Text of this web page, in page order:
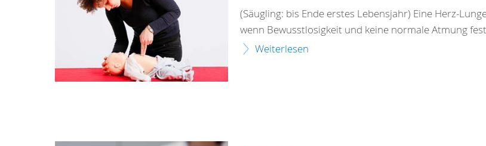
(Säugling: bis Ende erstes Lebensjahr) Eine Herz-
wenn Bewusstlosigkeit und keine normale Atmung
Weiterlesen